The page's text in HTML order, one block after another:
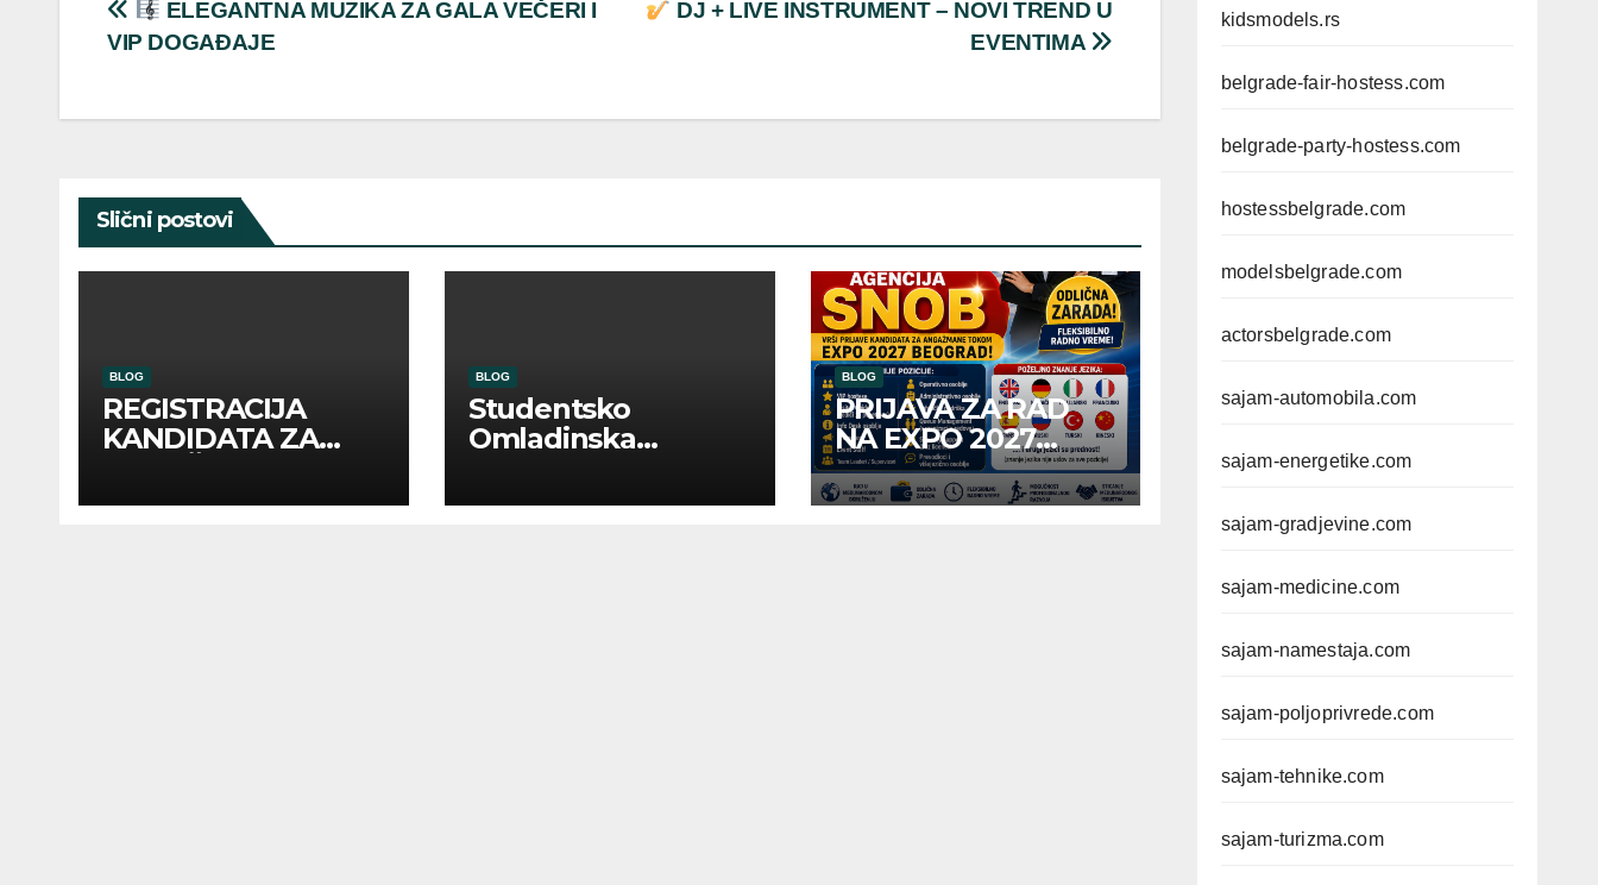
Post
DJ + LIVE INSTRUMENT – NOVI TREND U
EVENTIMA
ELEGANTNA MUZIKA ZA GALA VEČERI I
VIP DOGAĐAJE
Slični postovi
BLOG
REGISTRACIJA
KANDIDATA ZA
INOSTRANIM
BLOG
Studentsko
Omladinska
Kompanije“
BLOG
PRIJAVA ZA RAD
NA EXPO 2027
BELGRADE
kidsmodels.rs
belgrade-fair-hostess.com
belgrade-party-hostess.com
hostessbelgrade.com
modelsbelgrade.com
actorsbelgrade.com
sajam-automobila.com
sajam-energetike.com
sajam-gradjevine.com
sajam-medicine.com
sajam-namestaja.com
sajam-poljoprivrede.com
sajam-tehnike.com
sajam-turizma.com